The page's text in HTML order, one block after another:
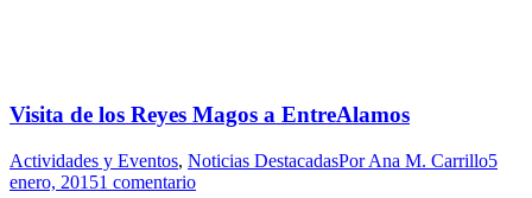
Visita de los Reyes Magos a EntreAlamos
Actividades y Eventos, Noticias DestacadasPorAna M. Carrillo5
enero, 20151 comentario